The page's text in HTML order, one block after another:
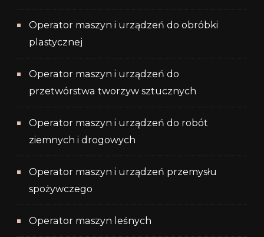
Operator maszyn i urządzeń do obróbki
plastycznej
Operator maszyn i urządzeń do
przetwórstwa tworzyw sztucznych
Operator maszyn i urządzeń do robót
ziemnych i drogowych
Operator maszyn i urządzeń przemysłu
spożywczego
Operator maszyn leśnych